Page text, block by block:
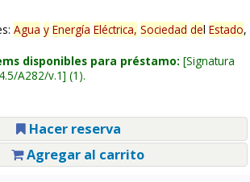
Agua y Energía Eléctrica, Sociedad del Estado,
disponibles para préstamo: Signatura
A282/v.1 (1).
Hacer reserva
Agregar al carrito